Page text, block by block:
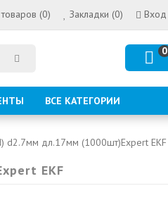
Вход
Закладки (0)
(0)
0
ВСЕ КАТЕГОРИИ
d2.7мм дл.17мм (1000шт)Expert EKF
EKF